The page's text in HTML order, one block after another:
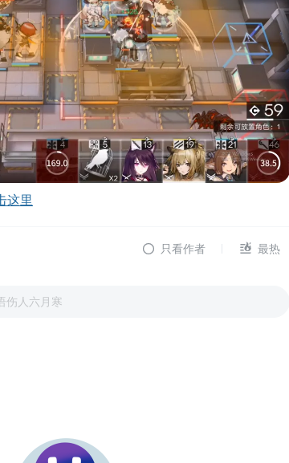
这里
只看作者 最热
伤人六月寒